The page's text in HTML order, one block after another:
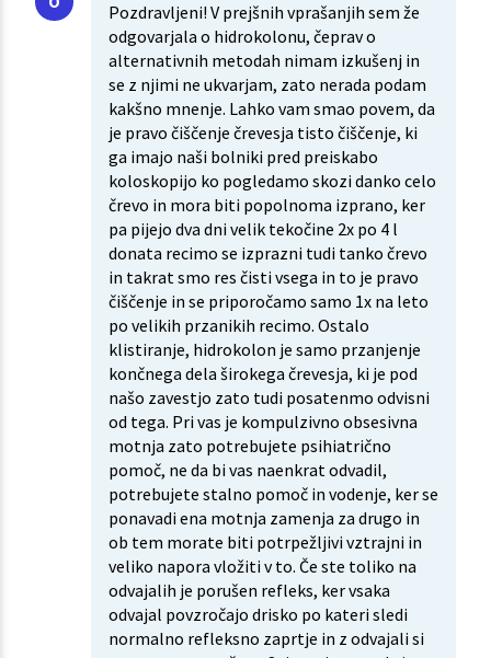
Pozdravljeni! V prejšnih vprašanjih sem že
odgovarjala o hidrokolonu, čeprav o
alternativnih metodah nimam izkušenj in
se z njimi ne ukvarjam, zato nerada podam
kakšno mnenje. Lahko vam smao povem, da
je pravo čiščenje črevesja tisto čiščenje, ki
ga imajo naši bolniki pred preiskabo
koloskopijo ko pogledamo skozi danko celo
črevo in mora biti popolnoma izprano, ker
pa pijejo dva dni velik tekočine 2x po 4 l
donata recimo se izprazni tudi tanko črevo
in takrat smo res čisti vsega in to je pravo
čiščenje in se priporočamo samo 1x na leto
po velikih przanikih recimo. Ostalo
klistiranje, hidrokolon je samo przanjenje
končnega dela širokega črevesja, ki je pod
našo zavestjo zato tudi posatenmo odvisni
od tega. Pri vas je kompulzivno obsesivna
motnja zato potrebujete psihiatrično
pomoč, ne da bi vas naenkrat odvadil,
potrebujete stalno pomoč in vodenje, ker se
ponavadi ena motnja zamenja za drugo in
ob tem morate biti potrpežljivi vztrajni in
veliko napora vložiti v to. Če ste toliko na
odvajalih je porušen refleks, ker vsaka
odvajal povzročajo drisko po kateri sledi
normalno refleksno zaprtje in z odvajali si